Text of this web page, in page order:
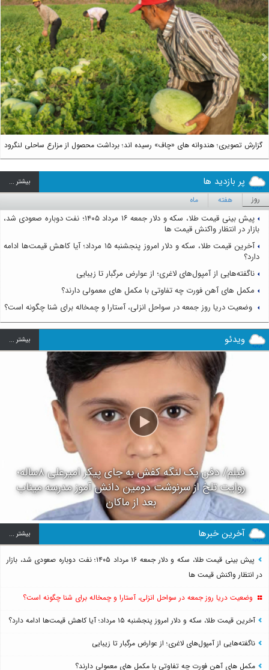
گزارش تصویری؛ هندوانه های «چاف» رسیده اند؛ برداشت محصول از مزارع ساحلی لنگرود
Next
پر بازدید ها بيشتر ...
روز هفته ماه
پیش بینی قیمت طلا، سکه و دلار جمعه ۱۶ مرداد ۱۴۰۵؛ نفت دوباره صعودی شد،
بازار در انتظار واکنش قیمت ها
آخرین قیمت طلا، سکه و دلار امروز پنجشنبه ۱۵ مرداد؛ آیا کاهش قیمت‌ها ادامه
دارد؟
ناگفته‌هایی از آمپول‌های لاغری؛ از عوارض مرگبار تا زیبایی
مکمل های آهن فورت چه تفاوتی با مکمل های معمولی دارند؟
وضعیت دریا روز جمعه در سواحل انزلی، آستارا و چمخاله برای شنا چگونه است؟
ویدئو بيشتر ...
فیلم/ دفن یک لنگه کفش به جای پیکر امیرعلی ۸ساله؛
روایت تلخ از سرنوشت دومین دانش آموز مدرسه میناب
بعد از ماکان
آخرین خبرها بيشتر ...
پیش بینی قیمت طلا، سکه و دلار جمعه ۱۶ مرداد ۱۴۰۵؛ نفت دوباره صعودی شد، بازار
در انتظار واکنش قیمت ها
وضعیت دریا روز جمعه در سواحل انزلی، آستارا و چمخاله برای شنا چگونه است؟
آخرین قیمت طلا، سکه و دلار امروز پنجشنبه ۱۵ مرداد؛ آیا کاهش قیمت‌ها ادامه دارد؟
ناگفته‌هایی از آمپول‌های لاغری؛ از عوارض مرگبار تا زیبایی
مکمل های آهن فورت چه تفاوتی با مکمل های معمولی دارند؟